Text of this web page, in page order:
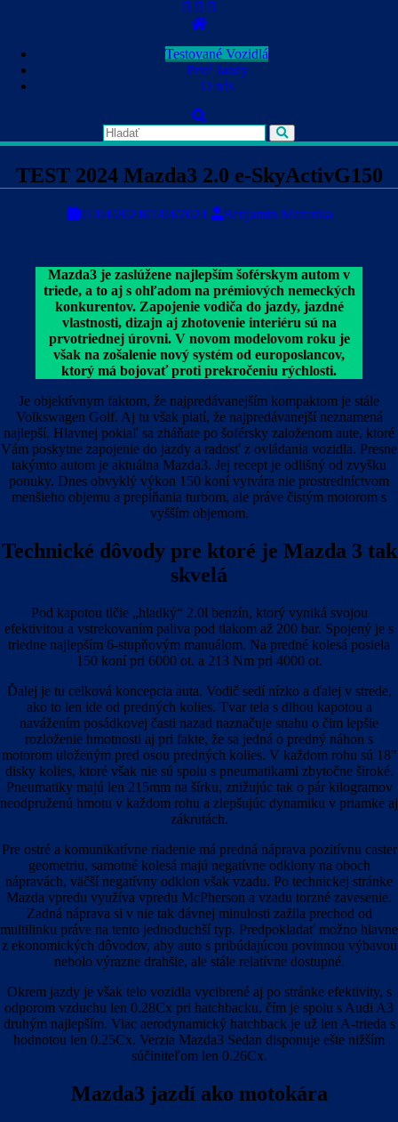
Skip
to
Testované Vozidlá
Prvé Jazdy
O nás
TEST 2024 Mazda3 2.0 e-SkyActivG150
01/04/202407/04/2024 Benjamin Mazanka
Mazda3 je zaslúžene najlepším šoférskym autom v
triede, a to aj s ohľadom na prémiových nemeckých
konkurentov. Zapojenie vodiča do jazdy, jazdné
vlastnosti, dizajn aj zhotovenie interiéru sú na
prvotriednej úrovni. V novom modelovom roku je
však na zošalenie nový systém od europoslancov,
ktorý má bojovať proti prekročeniu rýchlosti.
Je objektívnym faktom, že najpredávanejším kompaktom je stále
Volkswagen Golf. Aj tu však platí, že najpredávanejší neznamená
najlepší. Hlavnej pokiaľ sa zháňate po šoférsky založenom aute, ktoré
Vám poskytne zapojenie do jazdy a radosť z ovládania vozidla. Presne
takýmto autom je aktuálna Mazda3. Jej recept je odlišný od zvyšku
ponuky. Dnes obvyklý výkon 150 koní vytvára nie prostredníctvom
menšieho objemu a prepĺňania turbom, ale práve čistým motorom s
vyšším objemom.
Technické dôvody pre ktoré je Mazda 3 tak
skvelá
Pod kapotou tlčie „hladký“ 2.0l benzín, ktorý vyniká svojou
efektivitou a vstrekovaním paliva pod tlakom až 200 bar. Spojený je s
triedne najlepším 6-stupňovým manuálom. Na predné kolesá posiela
150 koní pri 6000 ot. a 213 Nm pri 4000 ot.
Ďalej je tu celková koncepcia auta. Vodič sedí nízko a ďalej v strede,
ako to len ide od predných kolies. Tvar tela s dlhou kapotou a
navážením posádkovej časti nazad naznačuje snahu o čim lepšie
rozloženie hmotnosti aj pri fakte, že sa jedná o predný náhon s
motorom uloženým pred osou predných kolies. V každom rohu sú 18″
disky kolies, ktoré však nie sú spolu s pneumatikami zbytočne široké.
Pneumatiky majú len 215mm na šírku, znižujúc tak o pár kilogramov
neodpruženú hmotu v každom rohu a zlepšujúc dynamiku v priamke aj
zákrutách.
Pre ostré a komunikatívne riadenie má predná náprava pozitívnu caster
geometriu, samotné kolesá majú negatívne odklony na oboch
nápravách, väčší negatívny odklon však vzadu. Po technickej stránke
Mazda vpredu využíva vpredu McPherson a vzadu torzné zavesenie.
Zadná náprava si v nie tak dávnej minulosti zažila prechod od
multilinku práve na tento jednoduchší typ. Predpokladať možno hlavne
z ekonomických dôvodov, aby auto s pribúdajúcou povinnou výbavou
nebolo výrazne drahšie, ale stále relatívne dostupné.
Okrem jazdy je však telo vozidla vycibrené aj po stránke efektivity, s
odporom vzduchu len 0.28Cx pri hatchbacku, čím je spolu s Audi A3
druhým najlepším. Viac aerodynamický hatchback je už len A-trieda s
hodnotou len 0.25Cx. Verzia Mazda3 Sedan disponuje ešte nižším
súčiniteľom len 0.26Cx.
Mazda3 jazdí ako motokára